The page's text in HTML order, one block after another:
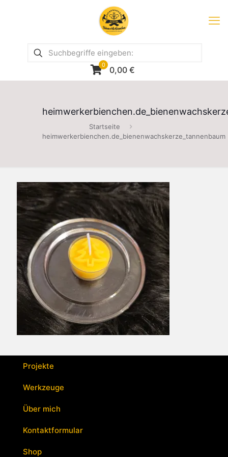
0 0,00 €
Startseite
heimwerkerbienchen.de_bienenwachskerze_tannenbaum
Projekte
Werkzeuge
Über mich
Kontaktformular
Shop